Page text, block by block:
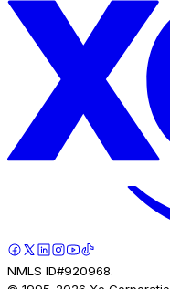
NMLS ID#920968.